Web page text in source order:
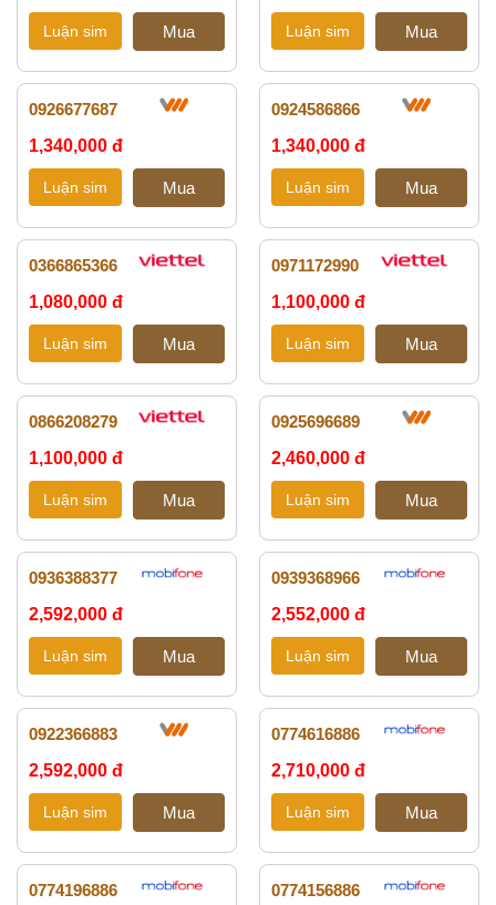
0926677687
1,340,000 đ
0924586866
1,340,000 đ
0366865366
1,080,000 đ
0971172990
1,100,000 đ
0866208279
1,100,000 đ
0925696689
2,460,000 đ
0936388377
2,592,000 đ
0939368966
2,552,000 đ
0922366883
2,592,000 đ
0774616886
2,710,000 đ
0774196886
0774156886